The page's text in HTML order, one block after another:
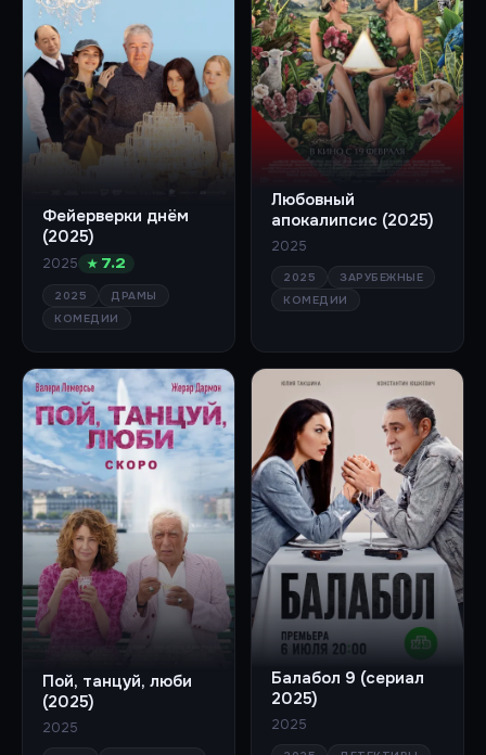
Фейерверки днём
(2025)
2025 ★ 7.2
2025
ДРАМЫ
КОМЕДИИ
Любовный
апокалипсис (2025)
2025
2025
ЗАРУБЕЖНЫЕ
КОМЕДИИ
Пой, танцуй, люби
(2025)
2025
Балабол 9 (сериал
2025)
2025